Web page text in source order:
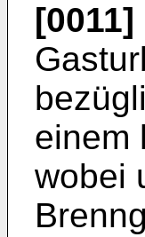
[0011]
einem
wobei